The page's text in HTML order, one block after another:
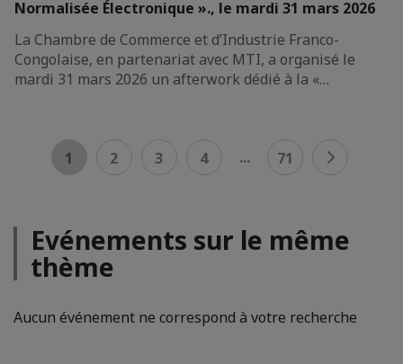
Normalisée Électronique »., le mardi 31 mars 2026
La Chambre de Commerce et d’Industrie Franco-
Congolaise, en partenariat avec MTI, a organisé le
mardi 31 mars 2026 un afterwork dédié à la «…
1 2 3 4 ... 71
Evénements sur le même
thème
Aucun événement ne correspond à votre recherche